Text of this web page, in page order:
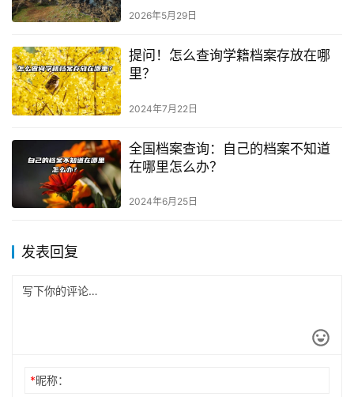
2026年5月29日
提问！怎么查询学籍档案存放在哪
里？
2024年7月22日
全国档案查询：自己的档案不知道
在哪里怎么办？
2024年6月25日
发表回复
*昵称：